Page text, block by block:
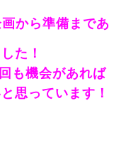
から準備まであ
た！
あれば
思っています！